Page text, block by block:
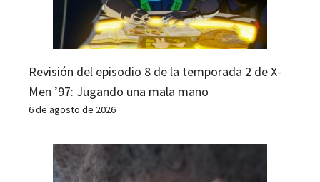
Revisión del episodio 8 de la temporada 2 de X-
Men ’97: Jugando una mala mano
6 de agosto de 2026